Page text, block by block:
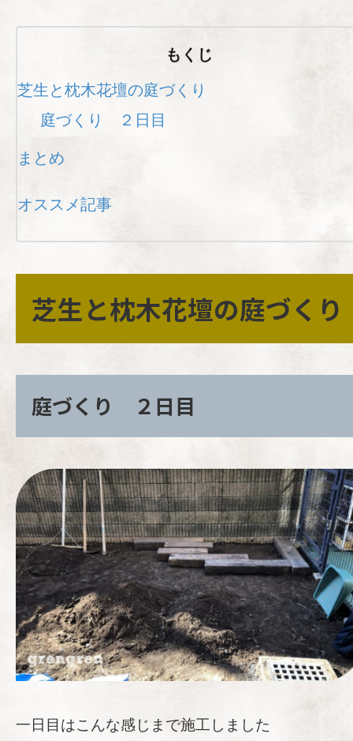
もくじ
芝生と枕木花壇の庭づくり
庭づくり ２日目
まとめ
オススメ記事
芝生と枕木花壇の庭づくり
庭づくり ２日目
一日目はこんな感じまで施工しました